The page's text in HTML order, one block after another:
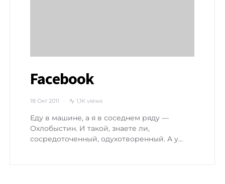
Facebook
18 Окт 2011 1,1K views
Еду в машине, а я в соседнем ряду —
Охлобыстин. И такой, знаете ли,
сосредоточенный, одухотворенный. А у…